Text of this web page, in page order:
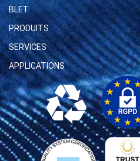
BLET
PRODUITS
SERVICES
APPLICATIONS